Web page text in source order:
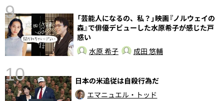
9
「芸能人になるの、私？」映画『ノルウェイの
森』で俳優デビューした水原希子が感じた戸
惑い
水原 希子
成田 悠輔
10
日本の米追従は自殺行為だ
エマニュエル・トッド